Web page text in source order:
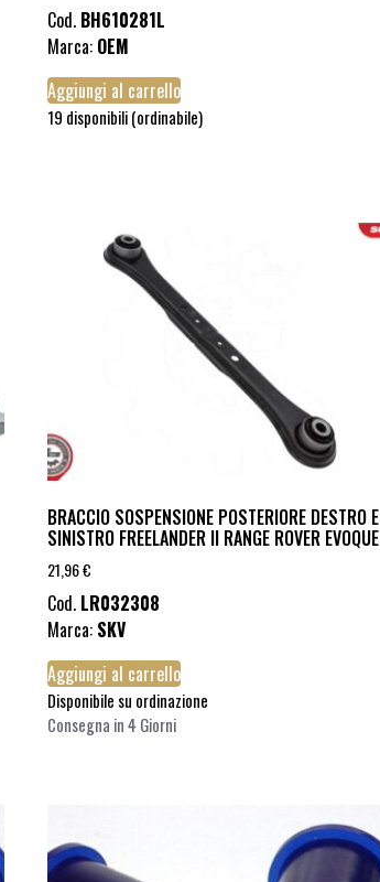
Cod. BH610281L
Marca: OEM
Aggiungi al carrello
19 disponibili (ordinabile)
BRACCIO SOSPENSIONE POSTERIORE DESTRO E
SINISTRO FREELANDER II RANGE ROVER EVOQUE
21,96€
Cod. LR032308
Marca: SKV
Aggiungi al carrello
Disponibile su ordinazione
Consegna in 4 Giorni